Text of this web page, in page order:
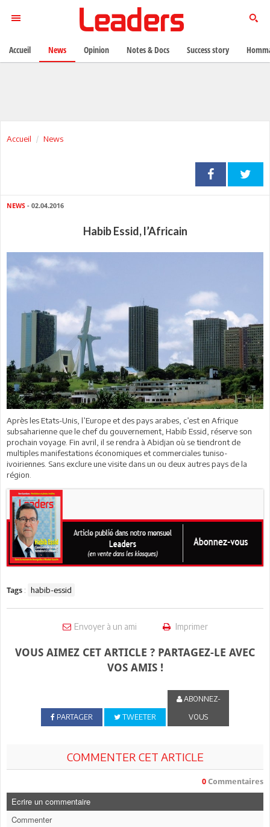
Accueil News
NEWS - 02.04.2016
Habib Essid, l’Africain
Après les Etats-Unis, l’Europe et des pays arabes, c’est en Afrique
subsaharienne que le chef du gouvernement, Habib Essid, réserve son
prochain voyage. Fin avril, il se rendra à Abidjan où se tiendront de
multiples manifestations économiques et commerciales tuniso-
ivoiriennes. Sans exclure une visite dans un ou deux autres pays de la
région.
Tags : habib-essid
Envoyer à un ami Imprimer
VOUS AIMEZ CET ARTICLE ? PARTAGEZ-LE AVEC
VOS AMIS !
PARTAGER TWEETER
ABONNEZ-
VOUS
COMMENTER CET ARTICLE
0 Commentaires
Ecrire un commentaire
Commenter
Accueil News Opinion Notes & Docs Success story